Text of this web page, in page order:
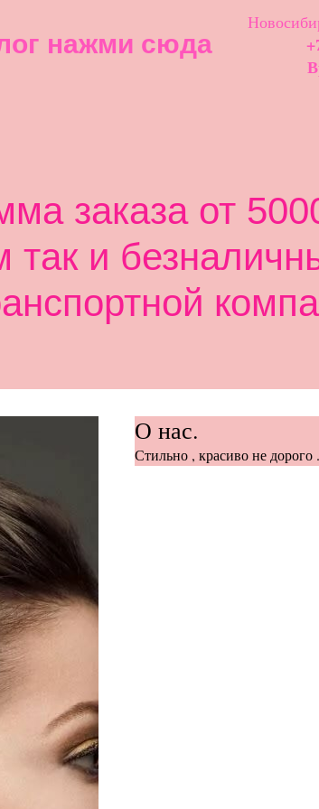
заказа от
так и
нажми сюда +
О нас.
Стильно , красиво не дорого